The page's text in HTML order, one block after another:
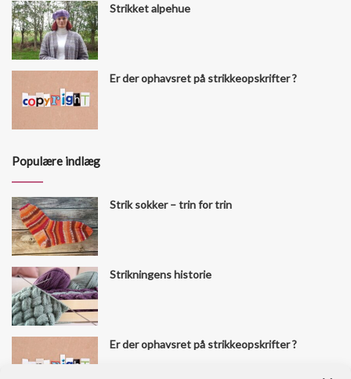
Strikket alpehue
Er der ophavsret på strikkeopskrifter ?
Populære indlæg
Strik sokker – trin for trin
Strikningens historie
Er der ophavsret på strikkeopskrifter ?